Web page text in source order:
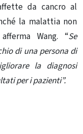
da cancro al
la malattia non
Wang. “Se
di una persona di
la diagnosi
per i pazienti”.